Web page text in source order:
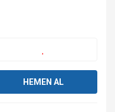
HEMEN AL